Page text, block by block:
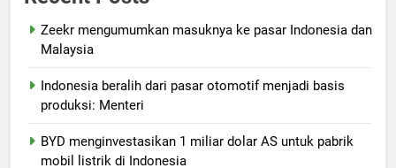
Zeekr mengumumkan masuknya ke pasar Indonesia dan
Malaysia
Indonesia beralih dari pasar otomotif menjadi basis
produksi: Menteri
BYD menginvestasikan 1 miliar dolar AS untuk pabrik
mobil listrik di Indonesia